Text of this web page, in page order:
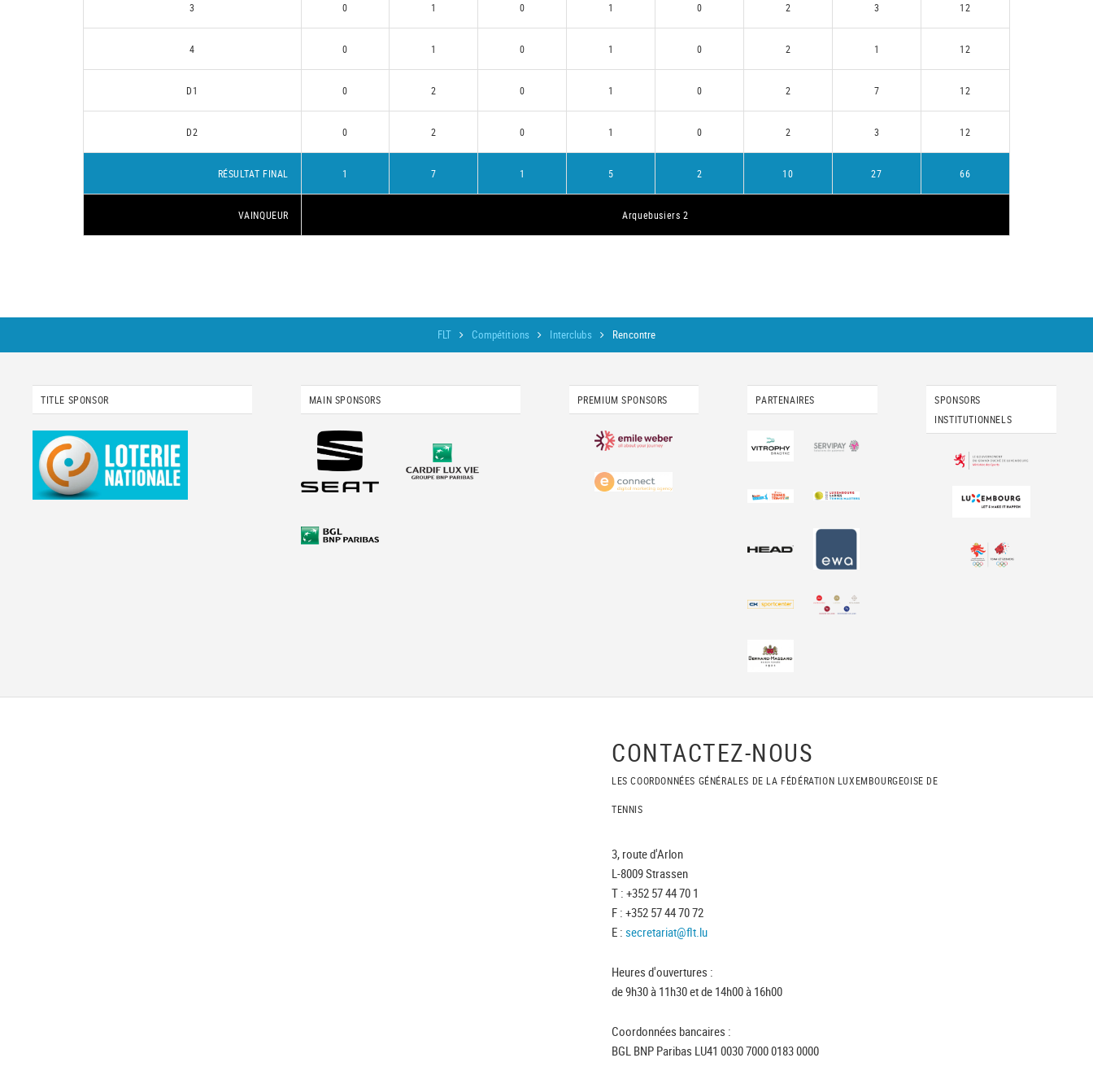
3 0 1 0 1 0 2 3 12
4 0 1 0 1 0 2 1 12
D1 0 2 0 1 0 2 7 12
D2 0 2 0 1 0 2 3 12
RÉSULTAT FINAL 1 7 1 5 2 10 27 66
VAINQUEUR Arquebusiers 2
FLT Compétitions Interclubs Rencontre
TITLE SPONSOR MAIN SPONSORS PREMIUM SPONSORS PARTENAIRES
SPONSORS
INSTITUTIONNELS
CONTACTEZ-NOUS
LES COORDONNÉES GÉNÉRALES DE LA FÉDÉRATION LUXEMBOURGEOISE DE
TENNIS
3, route d'Arlon
L-8009 Strassen
T : +352 57 44 70 1
F : +352 57 44 70 72
E : secretariat@flt.lu
Heures d'ouvertures :
de 9h30 à 11h30 et de 14h00 à 16h00
Coordonnées bancaires :
BGL BNP Paribas LU41 0030 7000 0183 0000